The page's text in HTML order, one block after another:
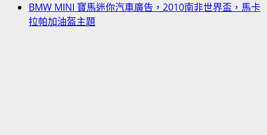
BMW MINI 寶馬迷你汽車廣告，2010南非世界盃，馬卡
拉帕加油盔主題